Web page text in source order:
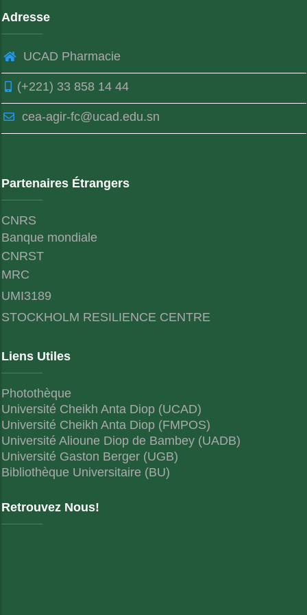
Adresse
UCAD Pharmacie
(+221) 33 858 14 44
cea-agir-fc@ucad.edu.sn
Partenaires Étrangers
CNRS
Banque mondiale
CNRST
MRC
UMI3189
STOCKHOLM RESILIENCE CENTRE
Liens Utiles
Photothèque
Université Cheikh Anta Diop (UCAD)
Université Cheikh Anta Diop (FMPOS)
Université Alioune Diop de Bambey (UADB)
Université Gaston Berger (UGB)
Bibliothèque Universitaire (BU)
Retrouvez Nous!